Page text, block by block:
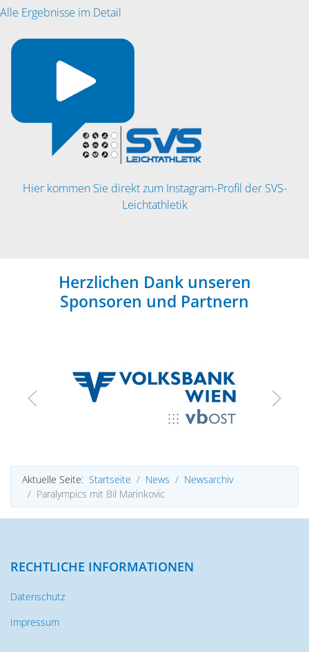
Alle Ergebnisse im Detail
Hier kommen Sie direkt zum Instagram-Profil der SVS-
Leichtathletik
Herzlichen Dank unseren
Sponsoren und Partnern
Aktuelle Seite: Startseite News
Newsarchiv
Paralympics mit Bil Marinkovic
RECHTLICHE INFORMATIONEN
Datenschutz
Impressum